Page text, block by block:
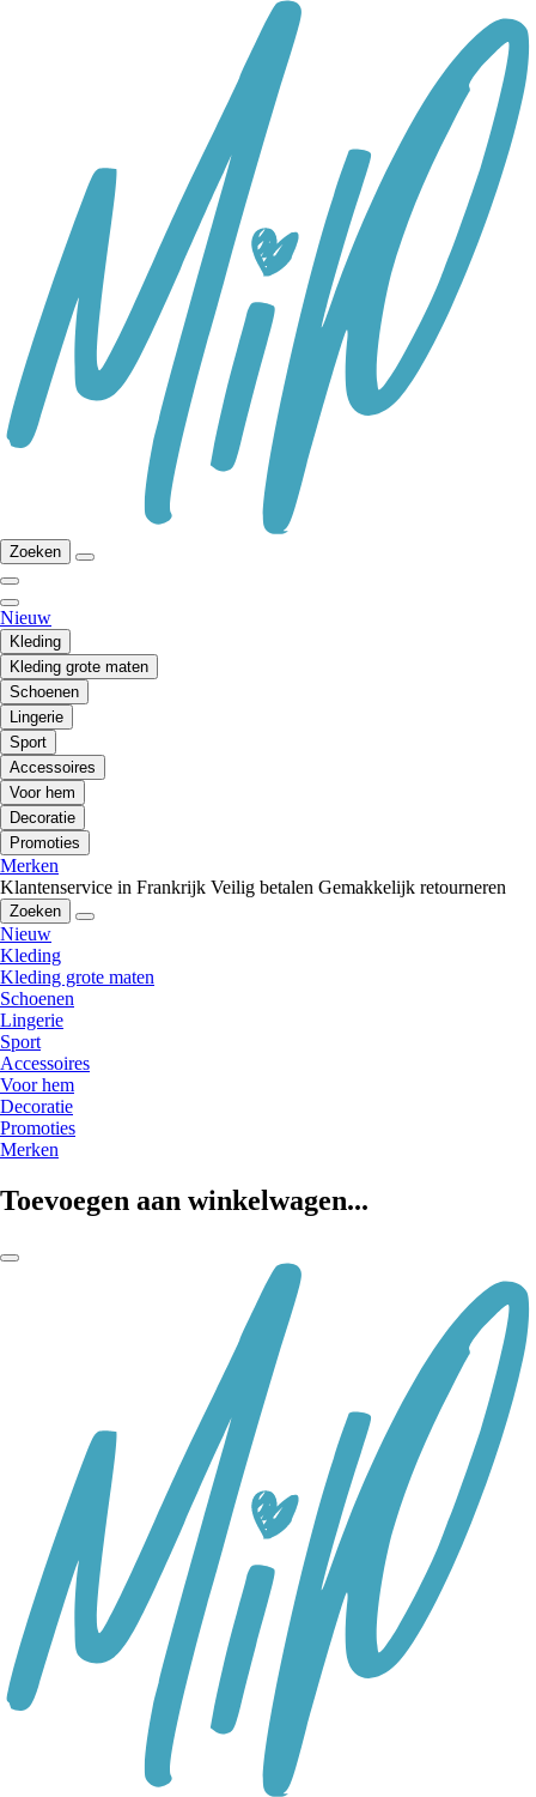
Zoeken
Nieuw
Kleding
Kleding grote maten
Schoenen
Lingerie
Sport
Accessoires
Voor hem
Decoratie
Promoties
Merken
Klantenservice in Frankrijk Veilig betalen Gemakkelijk retourneren
Zoeken
Nieuw
Kleding
Kleding grote maten
Schoenen
Lingerie
Sport
Accessoires
Voor hem
Decoratie
Promoties
Merken
Toevoegen aan winkelwagen...